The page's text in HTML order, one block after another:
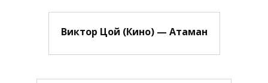
Виктор Цой (Кино) — Атаман